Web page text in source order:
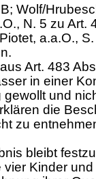
; Wolf/
N. 5 zu Art.
a.a.O.,
Art. 483
in einer
gewollt und
die
zu
bleibt
vier Kinder